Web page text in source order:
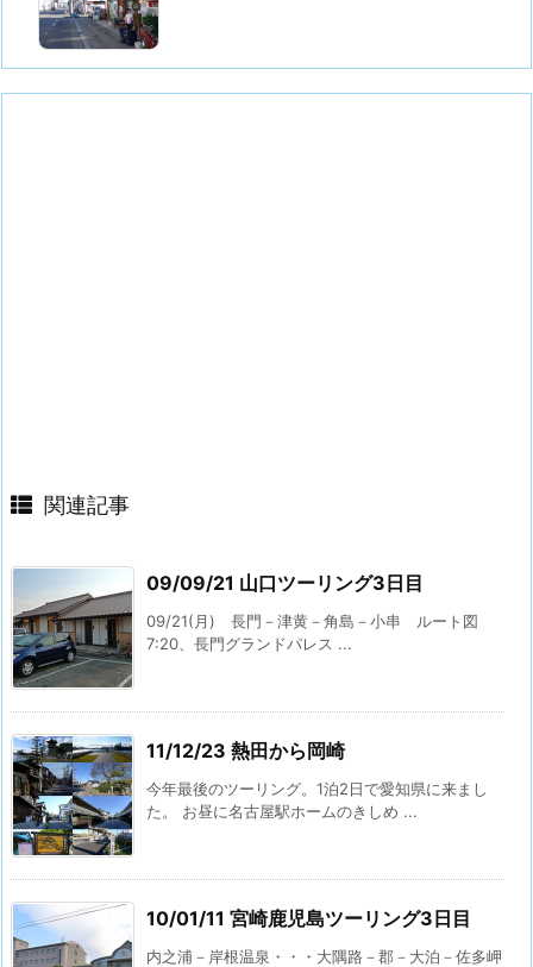
関連記事
09/09/21 山口ツーリング3日目
09/21(月) 長門－津黄－角島－小串 ルート図
7:20、長門グランドパレス ...
11/12/23 熱田から岡崎
今年最後のツーリング。1泊2日で愛知県に来まし
た。 お昼に名古屋駅ホームのきしめ ...
10/01/11 宮崎鹿児島ツーリング3日目
内之浦－岸根温泉・・・大隅路－郡－大泊－佐多岬